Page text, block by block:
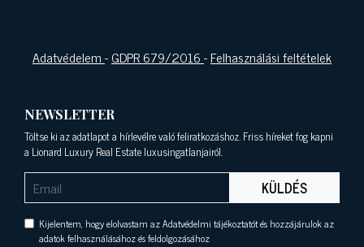
Adatvédelem-GDPR 679/2016-Felhasználási feltételek
NEWSLETTER
Töltse ki az adatlapot a hírlevélre való feliratkozáshoz. Friss híreket fog kapni
a Lionard Luxury Real Estate luxusingatlanjairól.
KÜLDÉS
Kijelentem, hogy elolvastam az Adatvédelmi tájékoztatót és hozzájárulok az
adatok felhasználásához és feldolgozásához